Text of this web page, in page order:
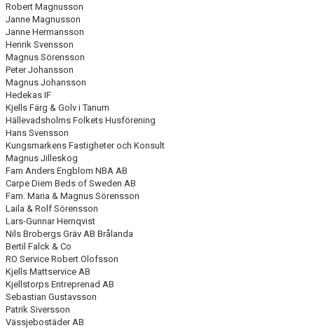
Robert Magnusson
Janne Magnusson
Janne Hermansson
Henrik Svensson
Magnus Sörensson
Peter Johansson
Magnus Johansson
Hedekas IF
Kjells Färg & Golv i Tanum
Hällevadsholms Folkets Husförening
Hans Svensson
Kungsmarkens Fastigheter och Konsult
Magnus Jilleskog
Fam Anders Engblom NBA AB
Carpe Diem Beds of Sweden AB
Fam. Maria & Magnus Sörensson
Laila & Rolf Sörensson
Lars-Gunnar Hernqvist
Nils Brobergs Gräv AB Brålanda
Bertil Falck & Co
RO Service Robert Olofsson
Kjells Mattservice AB
Kjellstorps Entreprenad AB
Sebastian Gustavsson
Patrik Siversson
Vässjebostäder AB